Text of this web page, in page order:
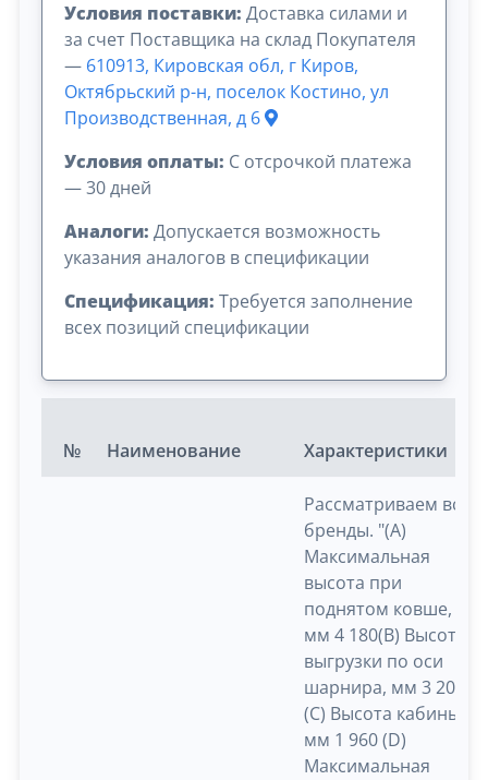
Условия поставки: Доставка силами и
за счет Поставщика на склад Покупателя
— 610913, Кировская обл, г Киров,
Октябрьский р-н, поселок Костино, ул
Производственная, д 6
Условия оплаты: C отсрочкой платежа
— 30 дней
Аналоги: Допускается возможность
указания аналогов в спецификации
Спецификация: Требуется заполнение
всех позиций спецификации
№ Наименование Характеристики
Рассматриваем все
бренды. "(A)
Максимальная
высота при
поднятом ковше,
мм 4 180(B) Высота
выгрузки по оси
шарнира, мм 3 205
(C) Высота кабины,
мм 1 960 (D)
Максимальная